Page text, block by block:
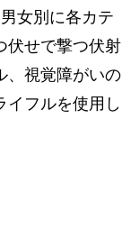
女別に各カテ
伏せで撃つ伏射
、視覚障がいの
フルを使用し